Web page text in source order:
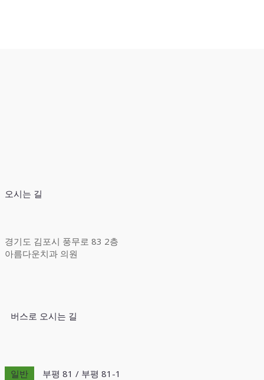
오시는 길
경기도 김포시 풍무로 83 2층
아름다운치과 의원
버스로 오시는 길
일반 부평 81 / 부평 81-1